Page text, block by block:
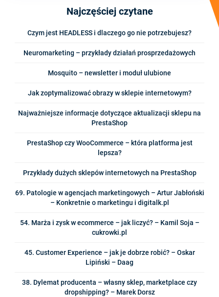
Najczęściej czytane
Czym jest HEADLESS i dlaczego go nie potrzebujesz?
Neuromarketing – przykłady działań prosprzedażowych
Mosquito – newsletter i moduł ulubione
Jak zoptymalizować obrazy w sklepie internetowym?
Najważniejsze informacje dotyczące aktualizacji sklepu na
PrestaShop
PrestaShop czy WooCommerce – która platforma jest
lepsza?
Przykłady dużych sklepów internetowych na PrestaShop
69. Patologie w agencjach marketingowych – Artur Jabłoński
– Konkretnie o marketingu i digitalk.pl
54. Marża i zysk w ecommerce – jak liczyć? – Kamil Soja –
cukrowki.pl
45. Customer Experience – jak je dobrze robić? – Oskar
Lipiński – Daag
38. Dylemat producenta – własny sklep, marketplace czy
dropshipping? – Marek Dorsz